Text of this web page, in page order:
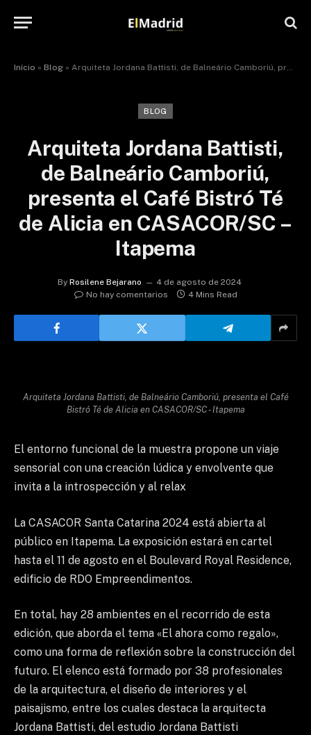
Início » Blog » Arquiteta Jordana Battisti, de Balneário Camboriú, presenta el Café Bistró Té de Alicia en CASACOR/SC – Itapema
BLOG
Arquiteta Jordana Battisti,
de Balneário Camboriú,
presenta el Café Bistró Té
de Alicia en CASACOR/SC –
Itapema
By Rosilene Bejarano
4 de agosto de 2024
No hay comentarios
4 Mins Read
Arquiteta Jordana Battisti, de Balneário Camboriú, presenta el Café
Bistró Té de Alicia en CASACOR/SC - Itapema
El entorno funcional de la muestra propone un viaje
sensorial con una creación lúdica y envolvente que
invita a la introspección y al relax
La CASACOR Santa Catarina 2024 está abierta al
público en Itapema. La exposición estará en cartel
hasta el 11 de agosto en el Boulevard Royal Residence,
edificio de RDO Empreendimentos.
En total, hay 28 ambientes en el recorrido de esta
edición, que aborda el tema «El ahora como regalo»,
como una forma de reflexión sobre la construcción del
futuro. El elenco está formado por 38 profesionales
de la arquitectura, el diseño de interiores y el
paisajismo, entre los cuales destaca la arquitecta
Jordana Battisti, del estudio Jordana Battisti